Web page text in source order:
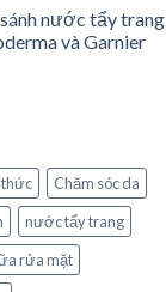
nước tẩy trang
và Garnier
thức
Chăm sóc da
nước tẩy trang
rửa mặt